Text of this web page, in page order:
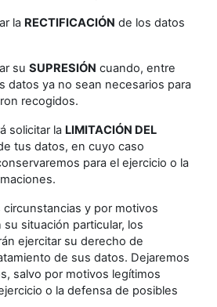
la RECTIFICACIÓN de los datos
su SUPRESIÓN cuando, entre
datos ya no sean necesarios para
recogidos.
solicitar la LIMITACIÓN DEL
tus datos, en cuyo caso
para el ejercicio o la
circunstancias y por motivos
situación particular, los
ejercitar su derecho de
de sus datos. Dejaremos
salvo por motivos legítimos
o la defensa de posibles